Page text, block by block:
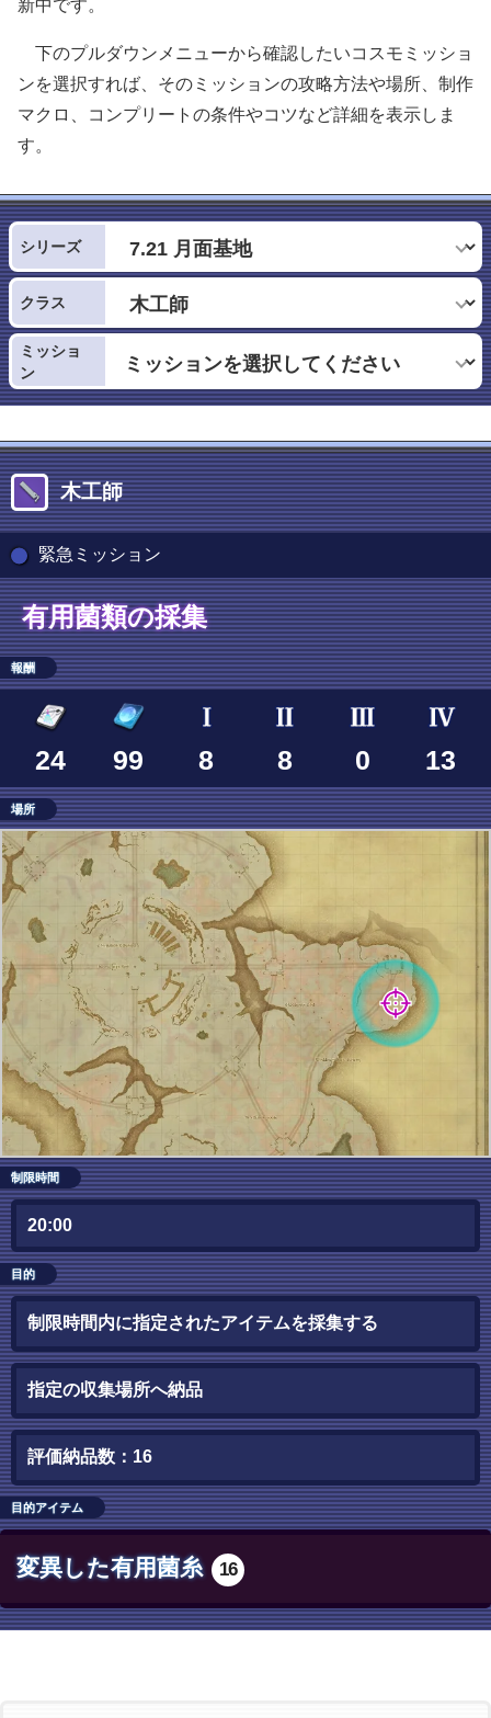
新中です。
下のプルダウンメニューから確認したいコスモミッショ
ンを選択すれば、そのミッションの攻略方法や場所、制作
マクロ、コンプリートの条件やコツなど詳細を表示しま
す。
シリーズ
クラス
ミッショ
ン
木工師
緊急ミッション
有用菌類の採集
報酬
24 99 8 8 0 13
場所
制限時間
20:00
目的
制限時間内に指定されたアイテムを採集する
指定の収集場所へ納品
評価納品数：16
目的アイテム
変異した有用菌糸 16